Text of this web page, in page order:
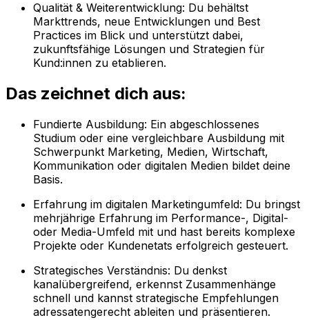
Qualität & Weiterentwicklung: Du behältst
Markttrends, neue Entwicklungen und Best
Practices im Blick und unterstützt dabei,
zukunftsfähige Lösungen und Strategien für
Kund:innen zu etablieren.
Das zeichnet dich aus:
Fundierte Ausbildung: Ein abgeschlossenes
Studium oder eine vergleichbare Ausbildung mit
Schwerpunkt Marketing, Medien, Wirtschaft,
Kommunikation oder digitalen Medien bildet deine
Basis.
Erfahrung im digitalen Marketingumfeld: Du bringst
mehrjährige Erfahrung im Performance-, Digital-
oder Media-Umfeld mit und hast bereits komplexe
Projekte oder Kundenetats erfolgreich gesteuert.
Strategisches Verständnis: Du denkst
kanalübergreifend, erkennst Zusammenhänge
schnell und kannst strategische Empfehlungen
adressatengerecht ableiten und präsentieren.